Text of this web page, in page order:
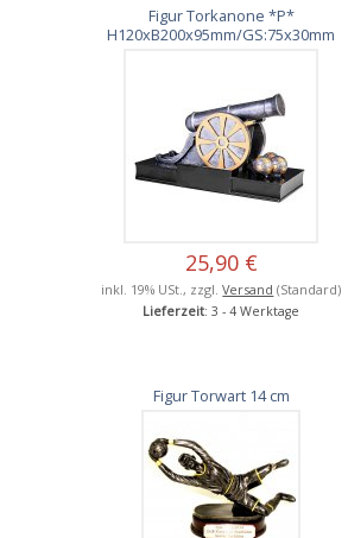
Figur Torkanone *P*
H120xB200x95mm/GS:75x30mm
25,90 €
inkl. 19% USt., zzgl.Versand (Standard)
Lieferzeit: 3 - 4 Werktage
Figur Torwart 14 cm